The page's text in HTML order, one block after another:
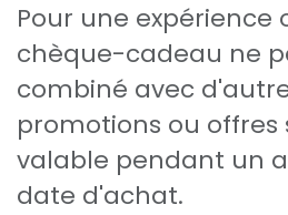
Pour une expérience
chèque-cadeau ne
combiné avec
promotions ou offres
valable pendant un
date d'achat.